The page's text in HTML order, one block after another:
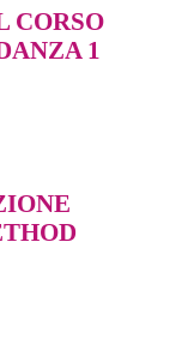
CORSO
1